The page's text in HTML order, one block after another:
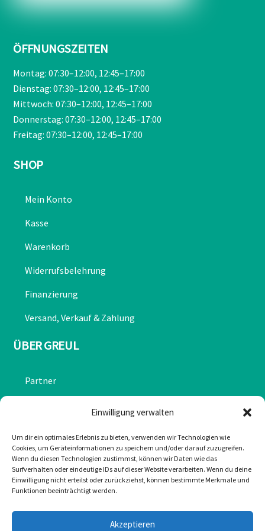
Einwilligung verwalten
Um dir ein optimales Erlebnis zu bieten, verwenden wir Technologien wie
Cookies, um Geräteinformationen zu speichern und/oder darauf zuzugreifen.
Wenn du diesen Technologien zustimmst, können wir Daten wie das
Surfverhalten oder eindeutige IDs auf dieser Website verarbeiten. Wenn du deine
Einwilligung nicht erteilst oder zurückziehst, können bestimmte Merkmale und
Funktionen beeinträchtigt werden.
Akzeptieren
ÖFFNUNGSZEITEN
Montag: 07:30–12:00, 12:45–17:00
Dienstag: 07:30–12:00, 12:45–17:00
Mittwoch: 07:30–12:00, 12:45–17:00
Donnerstag: 07:30–12:00, 12:45–17:00
Freitag: 07:30–12:00, 12:45–17:00
SHOP
Mein Konto
Kasse
Warenkorb
Widerrufsbelehrung
Finanzierung
Versand, Verkauf & Zahlung
ÜBER GREUL
Partner
Impressum
Cookie-Richtlinie (EU)